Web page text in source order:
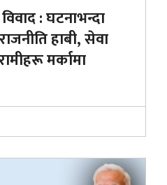
: घटनाभन्दा
हाबी, सेवा
मर्कामा